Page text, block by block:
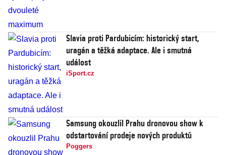
Slavia proti Pardubicím: historický start,
uragán a těžká adaptace. Ale i smutná
událost
iSport.cz
Samsung okouzlil Prahu dronovou show k
odstartování prodeje nových produktů
Poggers